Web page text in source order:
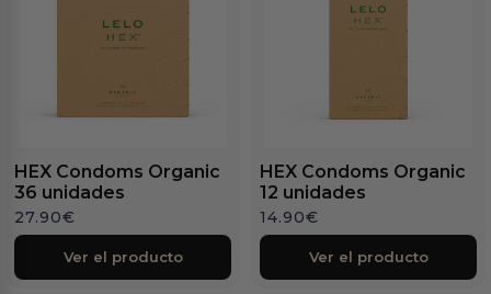
HEX Condoms Organic
36 unidades
27.90€
Ver el producto
HEX Condoms Organic
12 unidades
14.90€
Ver el producto